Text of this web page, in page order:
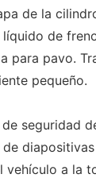
de la
de
para pavo.
pequeño.
seguridad
vehículo a la